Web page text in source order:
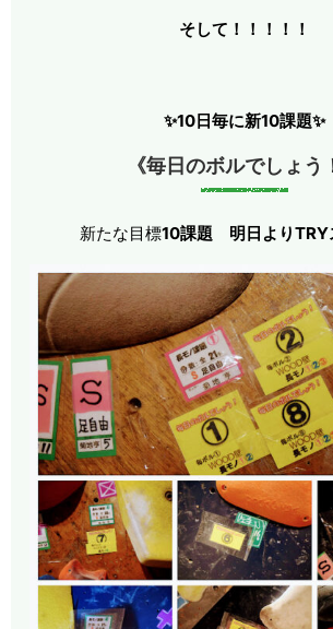
そして！！！！！
✨10日毎に新10課題✨
《毎日のボルでしょう
新たな目標10課題 明日よりTRY